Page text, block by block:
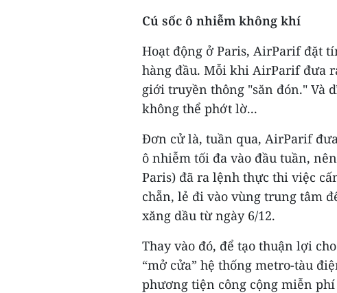
Cú sốc ô nhiễm không khí
Hoạt động ở Paris, AirParif đặt
hàng đầu. Mỗi khi AirParif đưa
giới truyền thông "săn đón." Và
không thể phớt lờ...
Đơn cử là, tuần qua, AirParif
ô nhiễm tối đa vào đầu tuần,
Paris) đã ra lệnh thực thi việc
chẵn, lẻ đi vào vùng trung tâm
xăng dầu từ ngày 6/12.
Thay vào đó, để tạo thuận lợi
“mở cửa” hệ thống metro-tàu
phương tiện công cộng miễn